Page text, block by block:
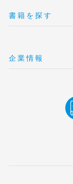
書籍を探す
企業情報